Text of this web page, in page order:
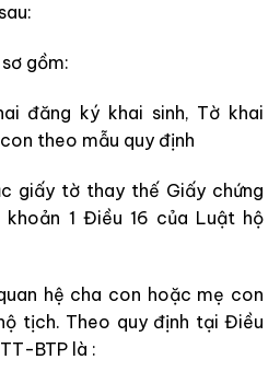
gồm:
đăng ký khai sinh, Tờ khai
theo mẫu quy định
giấy tờ thay thế Giấy chứng
1 Điều 16 của Luật hộ
hệ cha con hoặc mẹ con
tịch. Theo quy định tại Điều
BTP là :